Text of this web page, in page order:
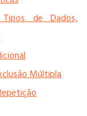
de Dados,
Múltipla